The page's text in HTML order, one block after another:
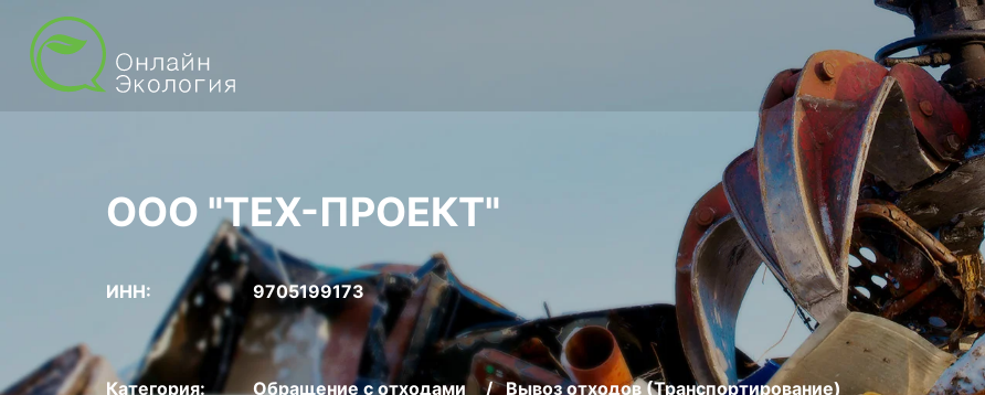
ООО "ТЕХ-ПРОЕКТ"
ИНН: 9705199173
Категория: Обращение с отходами Вывоз отходов (Транспортирование)